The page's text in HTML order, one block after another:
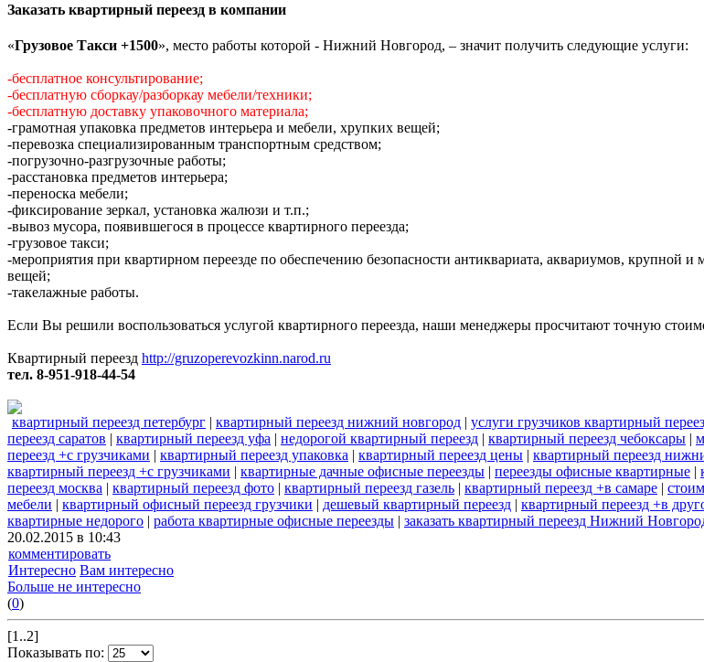
Заказать квартирный переезд в компании
«Грузовое Такси +1500», место работы которой - Нижний Новгород, – значит получить следующие услуги:
-бесплатное консультирование;
-бесплатную сборкау/разборкау мебели/техники;
-бесплатную доставку упаковочного материала;
-грамотная упаковка предметов интерьера и мебели, хрупких вещей;
-перевозка специализированным транспортным средством;
-погрузочно-разгрузочные работы;
-расстановка предметов интерьера;
-переноска мебели;
-фиксирование зеркал, установка жалюзи и т.п.;
-вывоз мусора, появившегося в процессе квартирного переезда;
-грузовое такси;
-мероприятия при квартирном переезде по обеспечению безопасности антиквариата, аквариумов, крупной
вещей;
-такелажные работы.
Если Вы решили воспользоваться услугой квартирного переезда, наши менеджеры просчитают точную
Квартирный переезд http://gruzoperevozkinn.narod.ru
тел. 8-951-918-44-54
квартирный переезд петербург | квартирный переезд нижний новгород | услуги грузчиков квартирный
переезд саратов | квартирный переезд уфа | недорогой квартирный переезд | квартирный переезд чебоксары |
переезд +с грузчиками | квартирный переезд упаковка | квартирный переезд цены | квартирный переезд
квартирный переезд +с грузчиками | квартирные дачные офисные переезды | переезды офисные квартирные |
переезд москва | квартирный переезд фото | квартирный переезд газель | квартирный переезд +в самаре |
мебели | квартирный офисный переезд грузчики | дешевый квартирный переезд | квартирный переезд +в
квартирные недорого | работа квартирные офисные переезды | заказать квартирный переезд Нижний
20.02.2015 в 10:43
комментировать
Интересно Вам интересно
Больше не интересно
(0)
[1..2]
Показывать по: